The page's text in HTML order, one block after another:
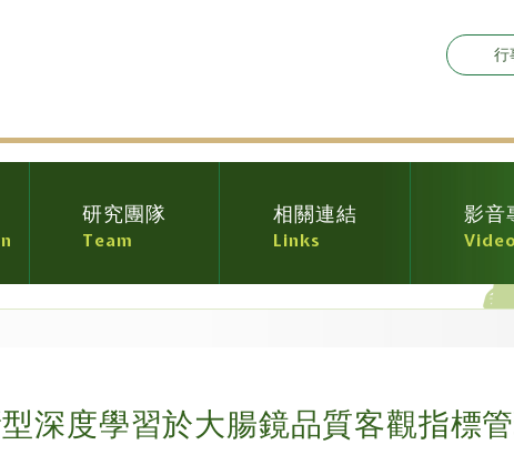
行
研究團隊
Team
相關連結
Links
影音
Video
深度學習於大腸鏡品質客觀指標